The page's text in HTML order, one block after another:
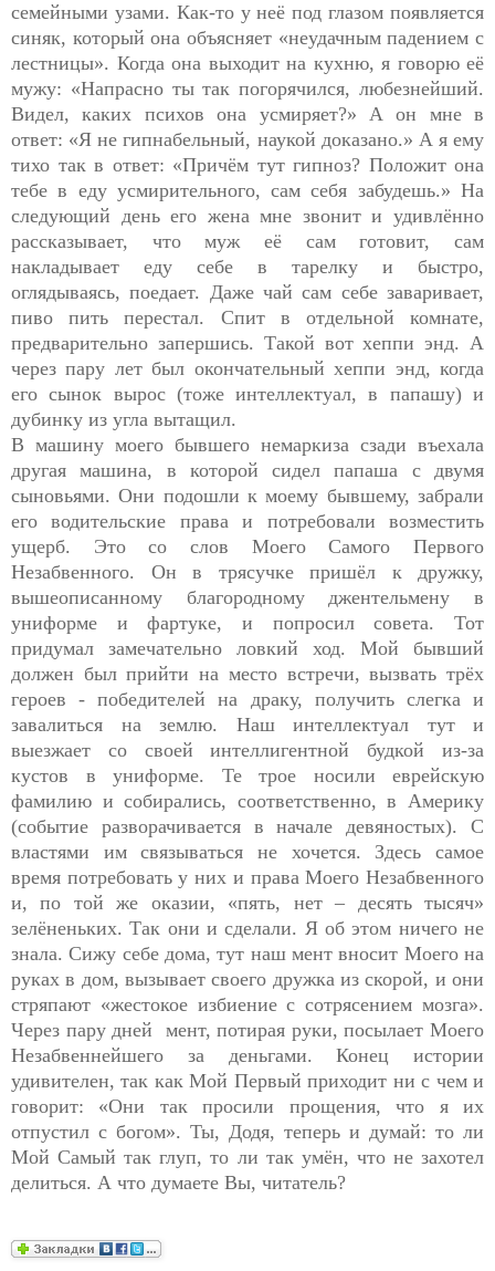
семейными узами. Как-то у неё под глазом появляется
синяк, который она объясняет «неудачным падением с
лестницы». Когда она выходит на кухню, я говорю её
мужу: «Напрасно ты так погорячился, любезнейший.
Видел, каких психов она усмиряет?» А он мне в
ответ: «Я не гипнабельный, наукой доказано.» А я ему
тихо так в ответ: «Причём тут гипноз? Положит она
тебе в еду усмирительного, сам себя забудешь.» На
следующий день его жена мне звонит и удивлённо
рассказывает, что муж её сам готовит, сам
накладывает еду себе в тарелку и быстро,
оглядываясь, поедает. Даже чай сам себе заваривает,
пиво пить перестал. Спит в отдельной комнате,
предварительно запершись. Такой вот хеппи энд. А
через пару лет был окончательный хеппи энд, когда
его сынок вырос (тоже интеллектуал, в папашу) и
дубинку из угла вытащил.
В машину моего бывшего немаркиза сзади въехала
другая машина, в которой сидел папаша с двумя
сыновьями. Они подошли к моему бывшему, забрали
его водительские права и потребовали возместить
ущерб. Это со слов Моего Самого Первого
Незабвенного. Он в трясучке пришёл к дружку,
вышеописанному благородному джентельмену в
униформе и фартуке, и попросил совета. Тот
придумал замечательно ловкий ход. Мой бывший
должен был прийти на место встречи, вызвать трёх
героев - победителей на драку, получить слегка и
завалиться на землю. Наш интеллектуал тут и
выезжает со своей интеллигентной будкой из-за
кустов в униформе. Те трое носили еврейскую
фамилию и собирались, соответственно, в Америку
(событие разворачивается в начале девяностых). С
властями им связываться не хочется. Здесь самое
время потребовать у них и права Моего Незабвенного
и, по той же оказии, «пять, нет – десять тысяч»
зелёненьких. Так они и сделали. Я об этом ничего не
знала. Сижу себе дома, тут наш мент вносит Моего на
руках в дом, вызывает своего дружка из скорой, и они
стряпают «жестокое избиение с сотрясением мозга».
Через пару дней мент, потирая руки, посылает Моего
Незабвеннейшего за деньгами. Конец истории
удивителен, так как Мой Первый приходит ни с чем и
говорит: «Они так просили прощения, что я их
отпустил с богом». Ты, Додя, теперь и думай: то ли
Мой Самый так глуп, то ли так умён, что не захотел
делиться. А что думаете Вы, читатель?